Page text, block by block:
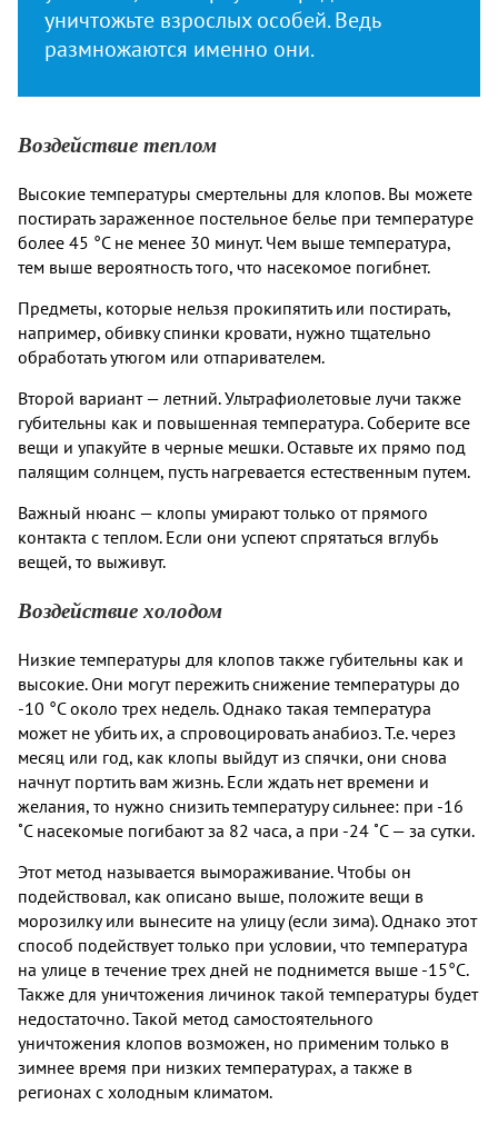
уничтожьте взрослых особей. Ведь
размножаются именно они.
Воздействие теплом
Высокие температуры смертельны для клопов. Вы можете
постирать зараженное постельное белье при температуре
более 45 °С не менее 30 минут. Чем выше температура,
тем выше вероятность того, что насекомое погибнет.
Предметы, которые нельзя прокипятить или постирать,
например, обивку спинки кровати, нужно тщательно
обработать утюгом или отпаривателем.
Второй вариант — летний. Ультрафиолетовые лучи также
губительны как и повышенная температура. Соберите все
вещи и упакуйте в черные мешки. Оставьте их прямо под
палящим солнцем, пусть нагревается естественным путем.
Важный нюанс — клопы умирают только от прямого
контакта с теплом. Если они успеют спрятаться вглубь
вещей, то выживут.
Воздействие холодом
Низкие температуры для клопов также губительны как и
высокие. Они могут пережить снижение температуры до
-10 °С около трех недель. Однако такая температура
может не убить их, а спровоцировать анабиоз. Т.е. через
месяц или год, как клопы выйдут из спячки, они снова
начнут портить вам жизнь. Если ждать нет времени и
желания, то нужно снизить температуру сильнее: при -16
˚C насекомые погибают за 82 часа, а при -24 ˚C — за сутки.
Этот метод называется вымораживание. Чтобы он
подействовал, как описано выше, положите вещи в
морозилку или вынесите на улицу (если зима). Однако этот
способ подействует только при условии, что температура
на улице в течение трех дней не поднимется выше -15°C.
Также для уничтожения личинок такой температуры будет
недостаточно. Такой метод самостоятельного
уничтожения клопов возможен, но применим только в
зимнее время при низких температурах, а также в
регионах с холодным климатом.